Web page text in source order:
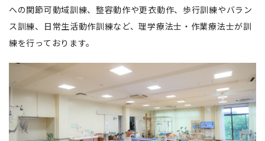
への関節可動域訓練、整容動作や更衣動作、歩行訓練やバラン
ス訓練、日常生活動作訓練など、理学療法士・作業療法士が訓
練を行っております。